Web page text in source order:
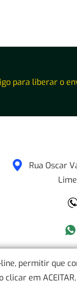
para liberar o
Rua Oscar
permitir que
em